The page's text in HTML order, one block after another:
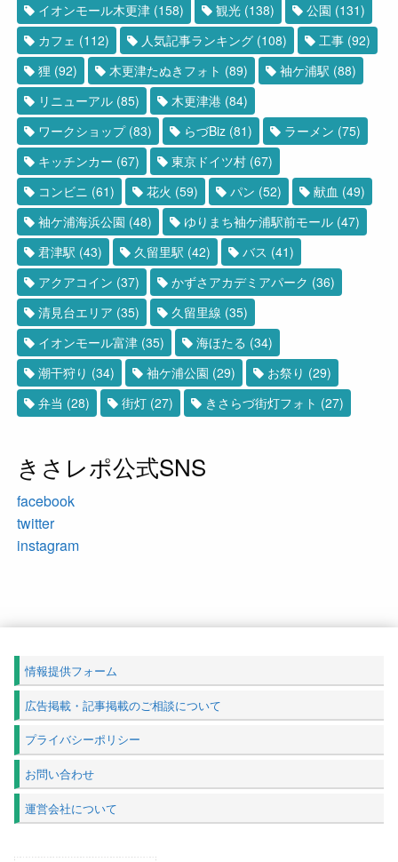
イオンモール木更津 (158) 観光 (138) 公園 (131)
カフェ (112) 人気記事ランキング (108) 工事 (92)
狸 (92) 木更津たぬきフォト (89) 袖ケ浦駅 (88)
リニューアル (85) 木更津港 (84)
ワークショップ(83) らづBiz (81) ラーメン (75)
キッチンカー (67) 東京ドイツ村 (67)
コンビニ (61) 花火 (59) パン (52) 献血 (49)
袖ケ浦海浜公園 (48) ゆりまち袖ケ浦駅前モール (47)
君津駅 (43) 久留里駅 (42) バス (41)
アクアコイン (37) かずさアカデミアパーク (36)
清見台エリア (35) 久留里線 (35)
イオンモール富津 (35) 海ほたる (34)
潮干狩り (34) 袖ケ浦公園 (29) お祭り (29)
弁当 (28) 街灯 (27) きさらづ街灯フォト (27)
きさレポ公式SNS
facebook
twitter
instagram
情報提供フォーム
広告掲載・記事掲載のご相談について
プライバシーポリシー
お問い合わせ
運営会社について